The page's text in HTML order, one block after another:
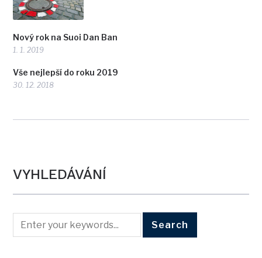
Nový rok na Suoi Dan Ban
1. 1. 2019
Vše nejlepší do roku 2019
30. 12. 2018
VYHLEDÁVÁNÍ